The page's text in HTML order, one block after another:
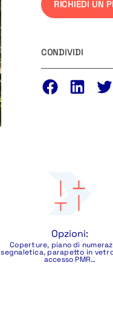
RICHIEDI UN
CONDIVIDI
Opzioni:
Coperture, piano di
segnaletica, parapetto in
accesso PMR…